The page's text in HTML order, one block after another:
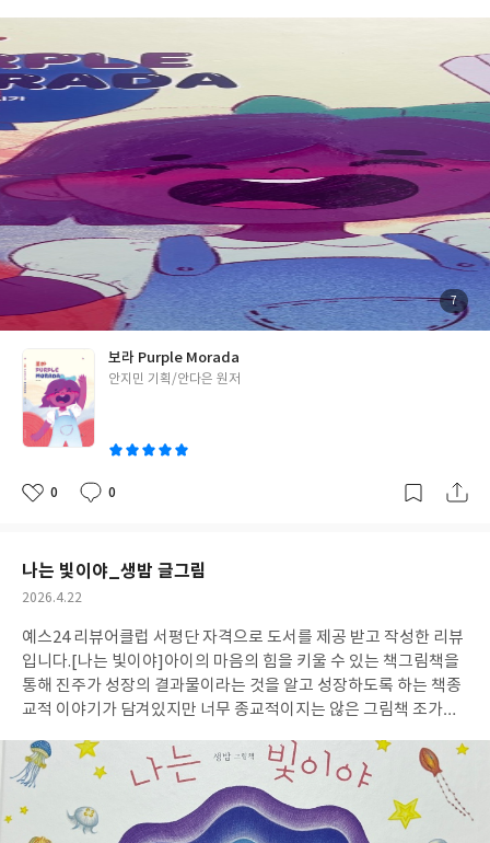
'외국인', '다문화'라고 불리기도 한다고 이야기하면서 그런 부분은
자신의 작은 일부분이라고 이야기한다. 보라는 멕시코 아버지와 한
국 어머니 사이에서 태어난 소중한 선물 같은 아이이다. 이렇게 표현
한 부분이 모든 아이는 존재 자체로도 선물이고 사랑이라는 이야기
를 담고있다. "맞아, 그 선물이 바로 나야!"라는 말에서 보라가 넘
멋있고 대견한 마음이 들었다. 이번 그림책에서 가장 울림이 큰 부분
들 중 하나였는데, 다문화 가정의 인터뷰들을 보면, 자신은 과연 어
느 나라 국적의 사람인지, 자신의 정체성에 대한 고민이 많은 이야
기들이 많았는데, 그 이유를 너무 아이들이 이해하기 쉽도록 너무
잘 표현된 부분이라 인상 깊었다. 이렇게 아이들에게 모두가 같지 않
고 다른 모습들이 있고, 우리 모두는 소중하고 존재 자체만으로도
소중한 사람들이라는 것을 알려주는 부분이라 인상 깊었다. 그리고
마지막 장면에서 "누가 뭐래도, 난 나답게 빛나는 엄마아빠의 반짝
이는 보라야!"라는 모습이 너무 아름다웠다 아이들에게 하나하나
너무 빛나고 소중한 존재임을, 사람의 환경, 피부색은 그 사람의 존
재가치를 결정하는 것이 아님을 아이의 시각에 맞춰 알려줄 수 있는
너무 좋은 그림책이라는 생각이 들었고, 쓰여있는 영어와 스페인어
보라PurpleMorada #보라_Purple_Morada
#리뷰어클럽리뷰
첨
부
된
사
7
보라 Purple Morada
글
안지민 기획/안다은 원저
좋
0
댓
0
작
나는 빛이야_생밤 글그림
작
일
2026.4.22
예스24 리뷰어클럽 서평단 자격으로 도서를 제공 받고 작성한 리뷰
입니다. [나는 빛이야]아이의 마음의 힘을 키울 수 있는 책그림책을
통해 진주가 성장의 결과물이라는 것을 알고 성장하도록 하는 책종
교적 이야기가 담겨있지만 너무 종교적이지는 않은 그림책 조가비
신을 잃고 깊은 바다 속으로 데굴데굴 굴러 떨어진다. 혼자 남은 디
디가 무섭고 두려워 할 때,마음 속에서 이야기가 들려온다.디디는
깊은 바다 속에서 발견한 물고기뼈로 보자기를 만들어 물고기들을
치료해주고 도와준다.쿠왕의 집게발에 찢겨져 버린 보자기쿠왕은